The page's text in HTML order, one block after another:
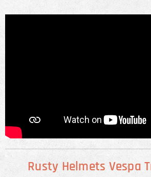
Rusty Helmets Vespa